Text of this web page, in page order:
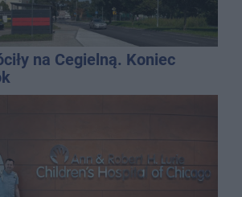
na Cegielną. Koniec